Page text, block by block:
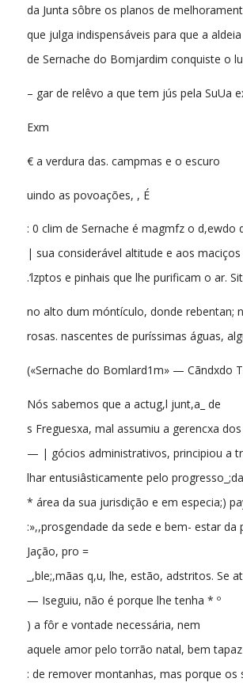
da Junta sôbre os planos de
que julga indispensáveis para que a aldeia
de Sernache do Bomjardim conquiste o lu
– gar de relêvo a que tem jús pela SuUa
Exm
€ a verdura das. campmas e o escuro
uindo as povoações, , É
: 0 clim de Sernache é magmfz o d,ewdo
| sua considerável altitude e aos maciços
.’lzptos e pinhais que lhe purificam o ar.
no alto dum móntículo, donde rebentan;
rosas. nascentes de puríssimas águas,
(«Sernache do Bomlard1m» — Cãndxdo
Nós sabemos que a actug,l junt,a_ de
s Freguesxa, mal assumiu a gerencxa
— | gócios administrativos, principiou a
lhar entusiâsticamente pelo
* área da sua jurisdição e em especia;)
:»,,prosgendade da sede e bem- estar da
Jação, pro =
_,ble;,mãas q,u, lhe, estão, adstritos. Se
— Iseguiu, não é porque lhe tenha * º
) a fôr e vontade necessária, nem
aquele amor pelo torrão natal, bem tapaz
: de remover montanhas, mas porque os